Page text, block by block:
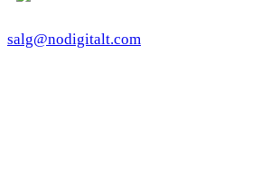
salg@nodigitalt.com